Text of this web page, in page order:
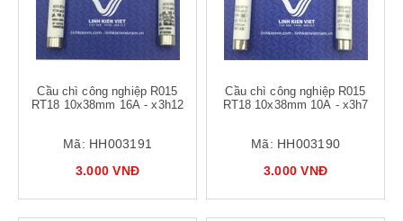
Cầu chì công nghiệp R015
RT18 10x38mm 16A - x3h12
Mã: HH003191
3.000 VNĐ
Cầu chì công nghiệp R015
RT18 10x38mm 10A - x3h7
Mã: HH003190
3.000 VNĐ